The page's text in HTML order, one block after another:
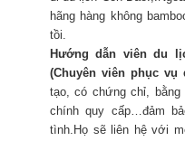
hãng hàng không
tồi.
Hướng dẫn viên du
(Chuyên viên phục vụ
tạo, có chứng chỉ,
chính quy cấp…đảm
tình.Họ sẽ liên hệ với